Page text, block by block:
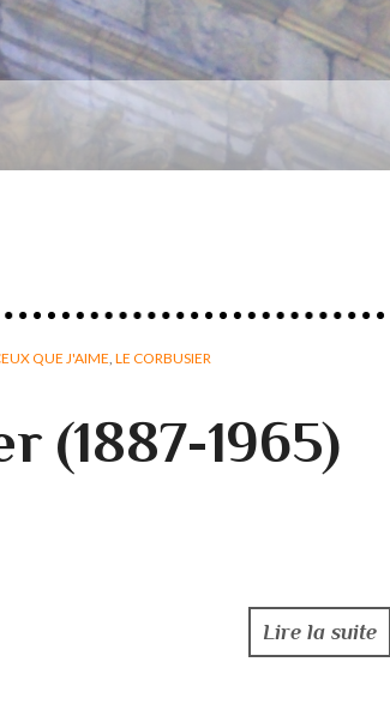
QUE J'AIME LE CORBUSIER
(1887-1965)
Lire la suite